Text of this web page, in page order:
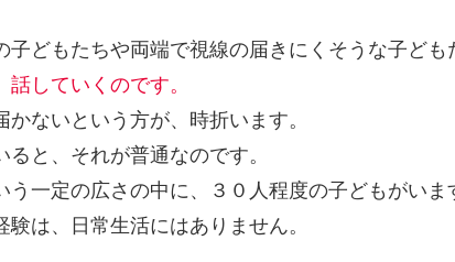
どもたちや両端で視線の届きにくそうな子ども
していくのです。
ないという方が、時折います。
と、それが普通なのです。
一定の広さの中に、３０人程度の子どもがいま
は、日常生活にはありません。